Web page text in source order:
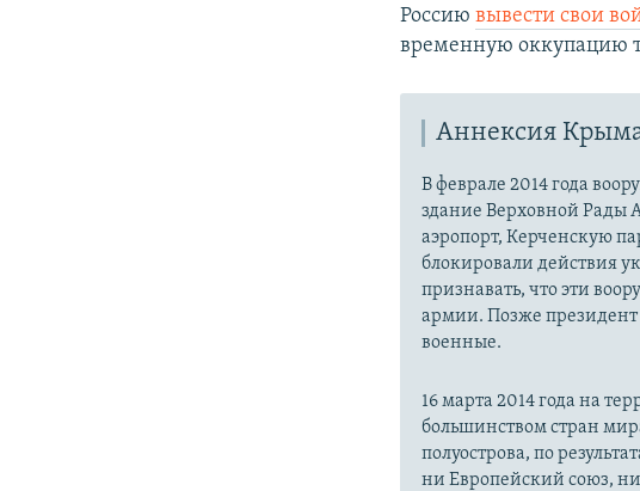
Россиювывести свои
временную оккупацию
Аннексия
В феврале 2014 года
здание Верховной Рады
аэропорт, Керченскую
блокировали действия
признавать, что эти
армии. Позже президент
военные.
16 марта 2014 года на
большинством стран
полуострова, по
ни Европейский союз,